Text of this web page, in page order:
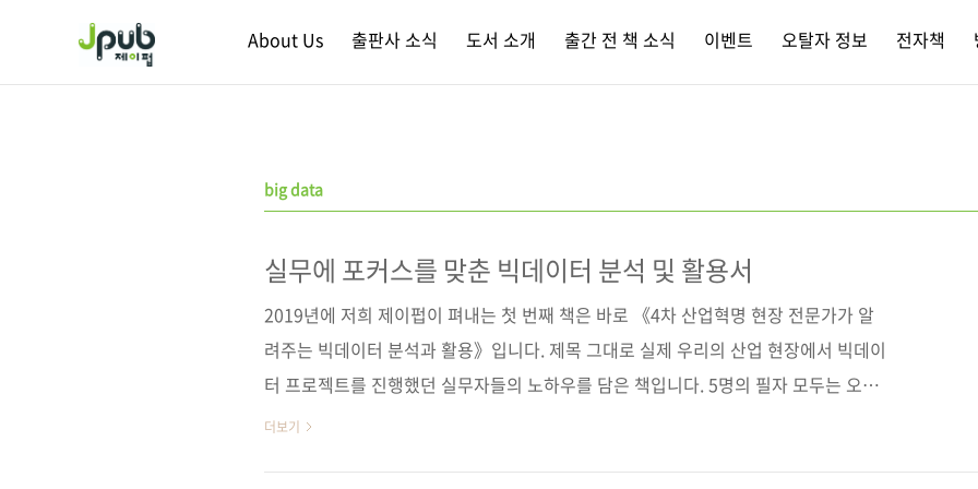
About Us 출판사 소식 도서 소개 출간 전 책 소식 이벤트 오탈자 정보 전자책
big data
실무에 포커스를 맞춘 빅데이터 분석 및 활용서
2019년에 저희 제이펍이 펴내는 첫 번째 책은 바로 《4차 산업혁명 현장 전문가가 알
려주는 빅데이터 분석과 활용》입니다. 제목 그대로 실제 우리의 산업 현장에서 빅데이
터 프로젝트를 진행했던 실무자들의 노하우를 담은 책입니다. 5명의 필자 모두는 오랫
동안 데이터 분석을 해오셨던 분들입니다. 따라서 기존에 출간된 빅데이터 관련 서적들
더보기